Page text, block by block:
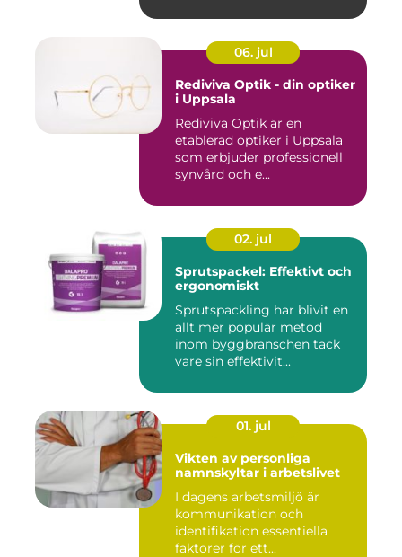
06. jul
Rediviva Optik - din optiker
i Uppsala
Rediviva Optik är en
etablerad optiker i Uppsala
som erbjuder professionell
synvård och e...
02. jul
Sprutspackel: Effektivt och
ergonomiskt
Sprutspackling har blivit en
allt mer populär metod
inom byggbranschen tack
vare sin effektivit...
01. jul
Vikten av personliga
namnskyltar i arbetslivet
I dagens arbetsmiljö är
kommunikation och
identifikation essentiella
faktorer för ett...